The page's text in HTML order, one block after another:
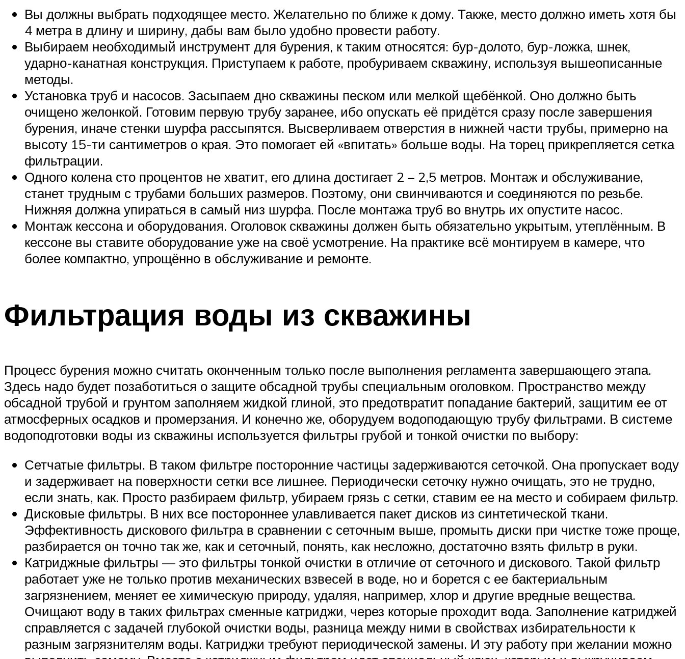
Вы должны выбрать подходящее место. Желательно по ближе к дому. Также, место должно иметь хотя бы
4 метра в длину и ширину, дабы вам было удобно провести работу.
Выбираем необходимый инструмент для бурения, к таким относятся: бур-долото, бур-ложка, шнек,
ударно-канатная конструкция. Приступаем к работе, пробуриваем скважину, используя вышеописанные
методы.
Установка труб и насосов. Засыпаем дно скважины песком или мелкой щебёнкой. Оно должно быть
очищено желонкой. Готовим первую трубу заранее, ибо опускать её придётся сразу после завершения
бурения, иначе стенки шурфа рассыпятся. Высверливаем отверстия в нижней части трубы, примерно на
высоту 15-ти сантиметров о края. Это помогает ей «впитать» больше воды. На торец прикрепляется сетка
фильтрации.
Одного колена сто процентов не хватит, его длина достигает 2 – 2,5 метров. Монтаж и обслуживание,
станет трудным с трубами больших размеров. Поэтому, они свинчиваются и соединяются по резьбе.
Нижняя должна упираться в самый низ шурфа. После монтажа труб во внутрь их опустите насос.
Монтаж кессона и оборудования. Оголовок скважины должен быть обязательно укрытым, утеплённым. В
кессоне вы ставите оборудование уже на своё усмотрение. На практике всё монтируем в камере, что
более компактно, упрощённо в обслуживание и ремонте.
Фильтрация воды из скважины
Процесс бурения можно считать оконченным только после выполнения регламента завершающего этапа.
Здесь надо будет позаботиться о защите обсадной трубы специальным оголовком. Пространство между
обсадной трубой и грунтом заполняем жидкой глиной, это предотвратит попадание бактерий, защитим ее от
атмосферных осадков и промерзания. И конечно же, оборудуем водоподающую трубу фильтрами. В системе
водоподготовки воды из скважины используется фильтры грубой и тонкой очистки по выбору:
Сетчатые фильтры. В таком фильтре посторонние частицы задерживаются сеточкой. Она пропускает воду
и задерживает на поверхности сетки все лишнее. Периодически сеточку нужно очищать, это не трудно,
если знать, как. Просто разбираем фильтр, убираем грязь с сетки, ставим ее на место и собираем фильтр.
Дисковые фильтры. В них все постороннее улавливается пакет дисков из синтетической ткани.
Эффективность дискового фильтра в сравнении с сеточным выше, промыть диски при чистке тоже проще,
разбирается он точно так же, как и сеточный, понять, как несложно, достаточно взять фильтр в руки.
Катриджные фильтры — это фильтры тонкой очистки в отличие от сеточного и дискового. Такой фильтр
работает уже не только против механических взвесей в воде, но и борется с ее бактериальным
загрязнением, меняет ее химическую природу, удаляя, например, хлор и другие вредные вещества.
Очищают воду в таких фильтрах сменные катриджи, через которые проходит вода. Заполнение катриджей
справляется с задачей глубокой очистки воды, разница между ними в свойствах избирательности к
разным загрязнителям воды. Катриджи требуют периодической замены. И эту работу при желании можно